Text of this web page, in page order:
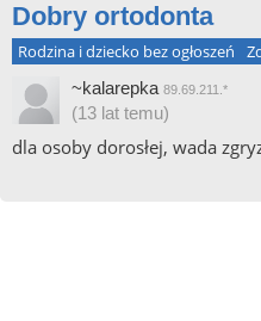
Dobry ortodonta
Rodzina i dziecko bez ogłoszeń
~kalarepka 89.69.211.*
(13 lat temu)
dla osoby dorosłej, wada